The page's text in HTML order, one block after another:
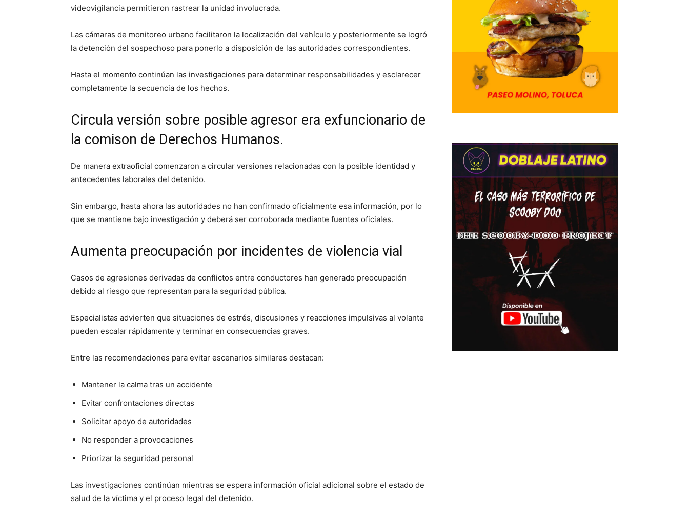
videovigilancia permitieron rastrear la unidad involucrada.
Las cámaras de monitoreo urbano facilitaron la localización del vehículo y posteriormente se logró
la detención del sospechoso para ponerlo a disposición de las autoridades correspondientes.
Hasta el momento continúan las investigaciones para determinar responsabilidades y esclarecer
completamente la secuencia de los hechos.
Circula versión sobre posible agresor era exfuncionario de
la comison de Derechos Humanos.
De manera extraoficial comenzaron a circular versiones relacionadas con la posible identidad y
antecedentes laborales del detenido.
Sin embargo, hasta ahora las autoridades no han confirmado oficialmente esa información, por lo
que se mantiene bajo investigación y deberá ser corroborada mediante fuentes oficiales.
Aumenta preocupación por incidentes de violencia vial
Casos de agresiones derivadas de conflictos entre conductores han generado preocupación
debido al riesgo que representan para la seguridad pública.
Especialistas advierten que situaciones de estrés, discusiones y reacciones impulsivas al volante
pueden escalar rápidamente y terminar en consecuencias graves.
Entre las recomendaciones para evitar escenarios similares destacan:
Mantener la calma tras un accidente
Evitar confrontaciones directas
Solicitar apoyo de autoridades
No responder a provocaciones
Priorizar la seguridad personal
Las investigaciones continúan mientras se espera información oficial adicional sobre el estado de
salud de la víctima y el proceso legal del detenido.